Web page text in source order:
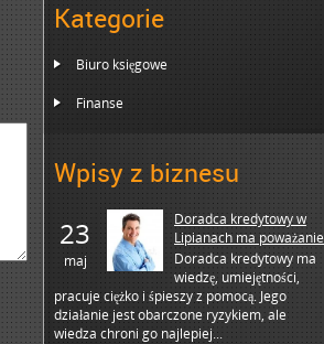
Kategorie
Biuro księgowe
Finanse
Wpisy z biznesu
23
maj
Doradca kredytowy w
Lipianach ma poważanie
Doradca kredytowy ma
wiedzę, umiejętności,
pracuje ciężko i śpieszy z pomocą. Jego
działanie jest obarczone ryzykiem, ale
wiedza chroni go najlepiej...